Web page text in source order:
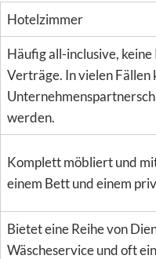
Hotelzimmer
Häufig all-inclusive,
Verträge. In vielen Fällen
werden.
Komplett möbliert und
einem Bett und einem
Bietet eine Reihe von
Wäscheservice und oft